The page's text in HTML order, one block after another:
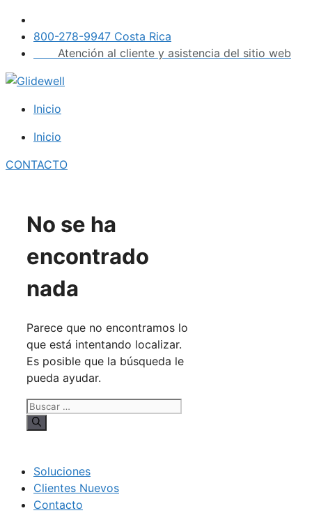
Saltar
contenido
800-278-9947 Costa Rica
Atención al cliente y asistencia del sitio web
Inicio
Inicio
CONTACTO
No se ha
encontrado
nada
Parece que no encontramos lo
que está intentando localizar.
Es posible que la búsqueda le
pueda ayudar.
Buscar:
Soluciones
Clientes Nuevos
Contacto